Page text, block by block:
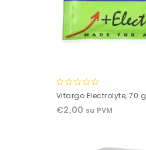
0
of
Vitargo Electrolyte, 70 g
€2,00 su PVM